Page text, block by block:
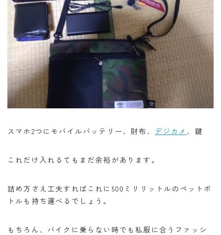
スマホ2つにモバイルバッテリー、財布、 デジカメ 、鍵
これだけ入れるてもまだ余裕があります。
詰め方さえ工夫すればこれに500ミリリットルのペットボ
トルも持ち運べるでしょう。
もちろん、バイクに乗らない時でも私服に合うファッシ